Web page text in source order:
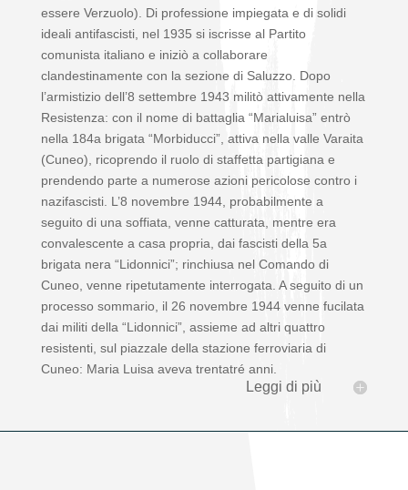
essere Verzuolo). Di professione impiegata e di solidi
ideali antifascisti, nel 1935 si iscrisse al Partito
comunista italiano e iniziò a collaborare
clandestinamente con la sezione di Saluzzo. Dopo
l’armistizio dell’8 settembre 1943 militò attivamente nella
Resistenza: con il nome di battaglia “Marialuisa” entrò
nella 184a brigata “Morbiducci”, attiva nella valle Varaita
(Cuneo), ricoprendo il ruolo di staffetta partigiana e
prendendo parte a numerose azioni pericolose contro i
nazifascisti. L’8 novembre 1944, probabilmente a
seguito di una soffiata, venne catturata, mentre era
convalescente a casa propria, dai fascisti della 5a
brigata nera “Lidonnici”; rinchiusa nel Comando di
Cuneo, venne ripetutamente interrogata. A seguito di un
processo sommario, il 26 novembre 1944 venne fucilata
dai militi della “Lidonnici”, assieme ad altri quattro
resistenti, sul piazzale della stazione ferroviaria di
Cuneo: Maria Luisa aveva trentatré anni.
Leggi di più